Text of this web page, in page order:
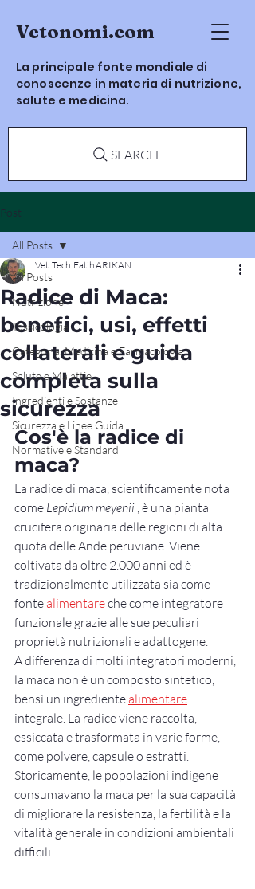
Vetonomi.com
La principale fonte mondiale di
conoscenze in materia di nutrizione,
salute e medicina.
SEARCH...
Post
All Posts
Nutrizione
Tossicologia
Categoria: Medicina e Farmacologia
Salute e Malattie
Ingredienti e Sostanze
Sicurezza e Linee Guida
Normative e Standard
All Posts
Radice di Maca:
benefici, usi, effetti
collaterali e guida
completa sulla
sicurezza
Vet. Tech. Fatih ARIKAN
Cos'è la radice di
maca?
La radice di maca, scientificamente nota
come Lepidium meyenii , è una pianta
crucifera originaria delle regioni di alta
quota delle Ande peruviane. Viene
coltivata da oltre 2.000 anni ed è
tradizionalmente utilizzata sia come
fonte alimentare che come integratore
funzionale grazie alle sue peculiari
proprietà nutrizionali e adattogene.
A differenza di molti integratori moderni,
la maca non è un composto sintetico,
bensì un ingrediente alimentare
integrale. La radice viene raccolta,
essiccata e trasformata in varie forme,
come polvere, capsule o estratti.
Storicamente, le popolazioni indigene
consumavano la maca per la sua capacità
di migliorare la resistenza, la fertilità e la
vitalità generale in condizioni ambientali
difficili.